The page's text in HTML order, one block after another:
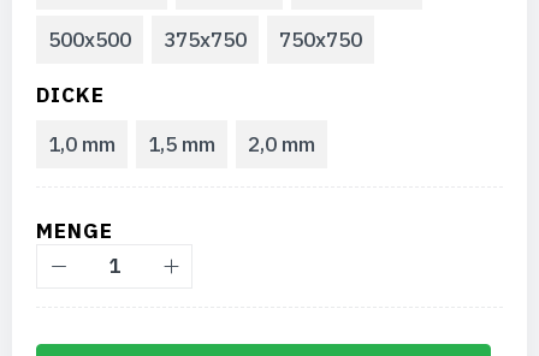
500x500 375x750 750x750
DICKE
1,0 mm
1,5 mm 2,0 mm
MENGE